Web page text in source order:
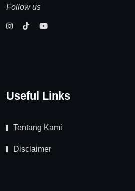
Follow us
Useful Links
Tentang Kami
Disclaimer